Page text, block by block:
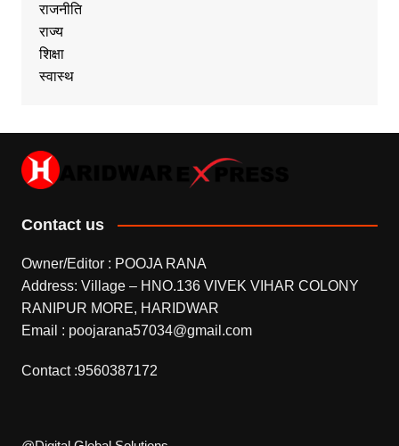
राजनीति
राज्य
शिक्षा
स्वास्थ
Contact us
Owner/Editor : POOJA RANA
Address: Village – HNO.136 VIVEK VIHAR COLONY
RANIPUR MORE, HARIDWAR
Email : poojarana57034@gmail.com
Contact :9560387172